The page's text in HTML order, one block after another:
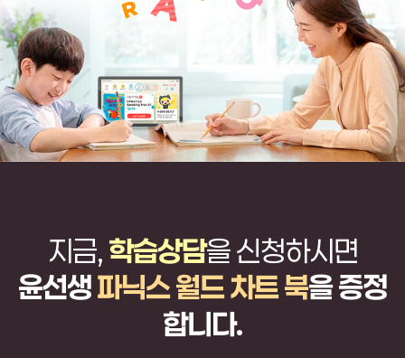
지금, 학습상담을 신청하시면
윤선생파닉스 월드 차트 북을증정
합니다.